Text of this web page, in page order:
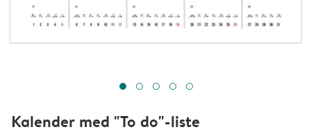
Kalender med "To do"-liste